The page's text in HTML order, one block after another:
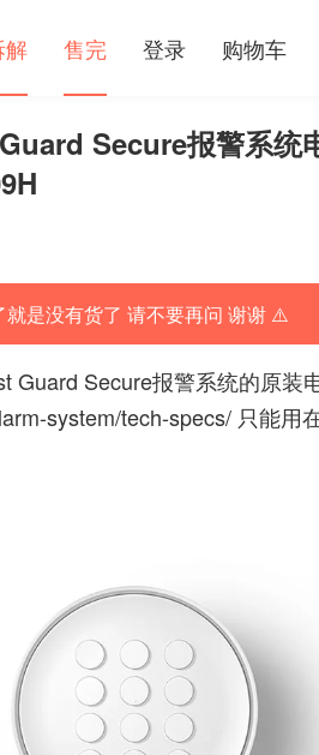
解 售完 登录 购物车
Secure报警系统
是没有货了 请不要再问 谢谢 ⚠️
Guard Secure报警系统的原装
system/tech-specs/ 只能用